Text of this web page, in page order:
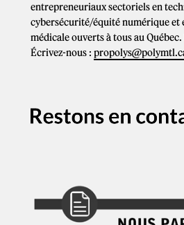
entrepreneuriaux sectoriels en
cybersécurité/équité numérique et
médicale ouverts à tous au Québec.
Écrivez-nous :